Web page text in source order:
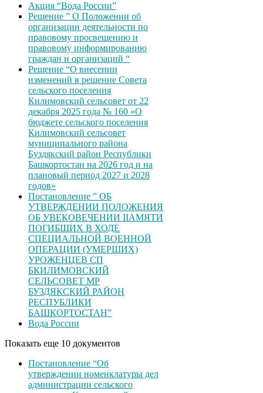
Акция “Вода России”
Решение ” О Положении об
организации деятельности по
правовому просвещению и
правовому информированию
граждан и организаций “
Решение “О внесении
изменений в решение Совета
сельского поселения
Килимовский сельсовет от 22
декабря 2025 года № 160 «О
бюджете сельского поселения
Килимовский сельсовет
муниципального района
Буздякский район Республики
Башкортостан на 2026 год и на
плановый период 2027 и 2028
годов»
Постановление ” ОБ
УТВЕРЖДЕНИИ ПОЛОЖЕНИЯ
ОБ УВЕКОВЕЧЕНИИ ІІАМЯТИ
ПОГИБШИХ В ХОДЕ
СПЕЦИАЛЬНОЙ ВОЕННОЙ
ОПЕРАЦИИ (УМЕРШИХ)
УРОЖЕНЦЕВ CП
БКИЛИМОВСКИЙ
СЕЛЬСОВЕТ МР
БУЗДЯКСКИЙ РАЙОН
РЕСПУБЛИКИ
БАШКОРТОСТАН”
Вода России
Показать еще 10 документов
Постановление “Об
утверждении номенклатуры дел
администрации сельского